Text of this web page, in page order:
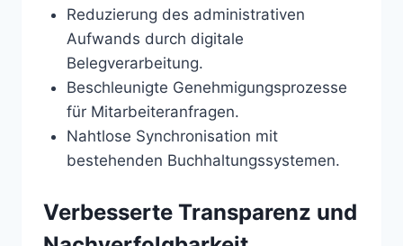
Reduzierung des administrativen
Aufwands durch digitale
Belegverarbeitung.
Beschleunigte Genehmigungsprozesse
für Mitarbeiteranfragen.
Nahtlose Synchronisation mit
bestehenden Buchhaltungssystemen.
Verbesserte Transparenz und